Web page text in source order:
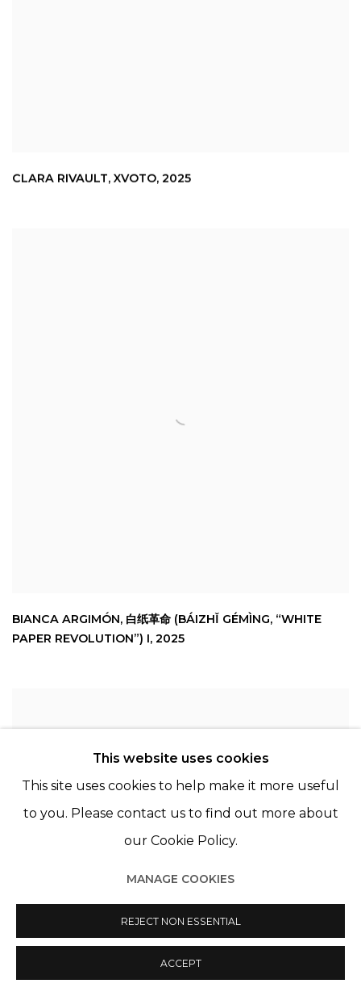
CLARA RIVAULT, XVOTO, 2025
BIANCA ARGIMÓN, 白纸革命 (BÁIZHǏ GÉMÌNG, “WHITE
PAPER REVOLUTION”) I, 2025
This website uses cookies
This site uses cookies to help make it more useful
to you. Please contact us to find out more about
our Cookie Policy.
MANAGE COOKIES
REJECT NON ESSENTIAL
ACCEPT